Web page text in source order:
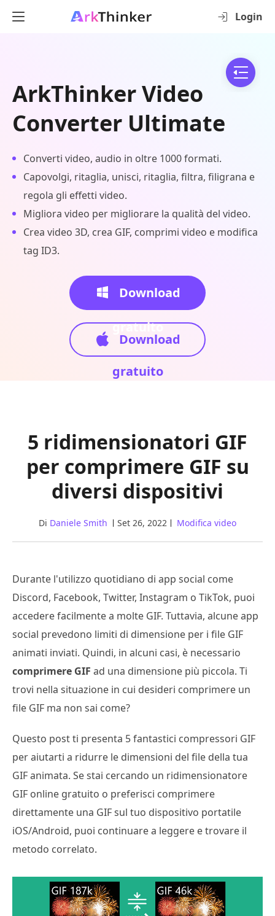
Login
ArkThinker Video
Converter Ultimate
Converti video, audio in oltre 1000 formati.
Capovolgi, ritaglia, unisci, ritaglia, filtra, filigrana e
regola gli effetti video.
Migliora video per migliorare la qualità del video.
Crea video 3D, crea GIF, comprimi video e modifica
tag ID3.
Download
gratuito
Download
gratuito
5 ridimensionatori GIF
per comprimere GIF su
diversi dispositivi
Di Daniele Smith Set 26, 2022 Modifica video
Durante l'utilizzo quotidiano di app social come
Discord, Facebook, Twitter, Instagram o TikTok, puoi
accedere facilmente a molte GIF. Tuttavia, alcune app
social prevedono limiti di dimensione per i file GIF
animati inviati. Quindi, in alcuni casi, è necessario
comprimere GIF ad una dimensione più piccola. Ti
trovi nella situazione in cui desideri comprimere un
file GIF ma non sai come?
Questo post ti presenta 5 fantastici compressori GIF
per aiutarti a ridurre le dimensioni del file della tua
GIF animata. Se stai cercando un ridimensionatore
GIF online gratuito o preferisci comprimere
direttamente una GIF sul tuo dispositivo portatile
iOS/Android, puoi continuare a leggere e trovare il
metodo correlato.